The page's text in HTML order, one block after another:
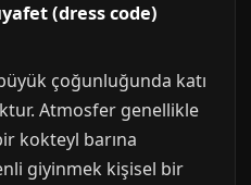
(dress code)
çoğunluğunda katı
Atmosfer genellikle
kokteyl barına
giyinmek kişisel bir